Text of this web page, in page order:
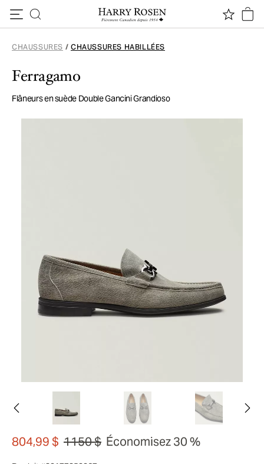
CHAUSSURES / CHAUSSURES HABILLÉES
Ferragamo
Flâneurs en suède Double Gancini Grandioso
804,99 $ 1150 $ Économisez 30 %